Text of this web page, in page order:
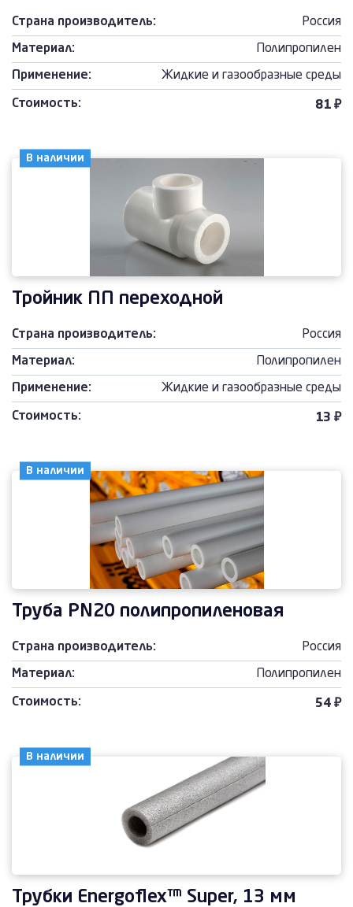
Страна производитель: Россия
Материал: Полипропилен
Применение: Жидкие и газообразные среды
Стоимость: 81 ₽
В наличии
Тройник ПП переходной
Страна производитель: Россия
Материал: Полипропилен
Применение: Жидкие и газообразные среды
Стоимость: 13 ₽
В наличии
Труба PN20 полипропиленовая
Страна производитель: Россия
Материал: Полипропилен
Стоимость: 54 ₽
В наличии
Трубки Energoflex™ Super, 13 мм